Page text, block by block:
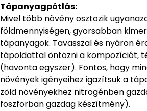
Tápanyagpótlás:
Mivel több növény osztozik
földmennyiségen, gyorsabban
tápanyagok. Tavasszal és nyáron
tápoldattal öntözni a kompozíciót,
(havonta egyszer). Fontos, hogy
növények igényeihez igazítsuk a
zöld növényekhez nitrogénben
foszforban gazdag készítmény).